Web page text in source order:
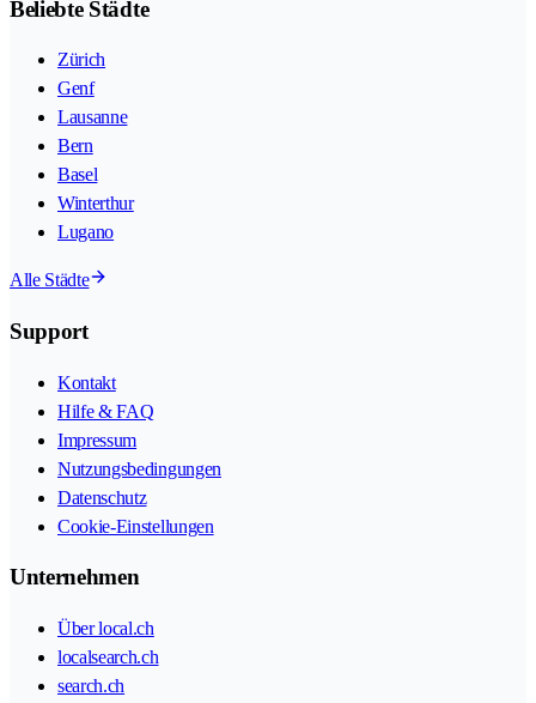
Beliebte Städte
Zürich
Genf
Lausanne
Bern
Basel
Winterthur
Lugano
Alle Städte
Support
Kontakt
Hilfe & FAQ
Impressum
Nutzungsbedingungen
Datenschutz
Cookie-Einstellungen
Unternehmen
Über local.ch
localsearch.ch
search.ch